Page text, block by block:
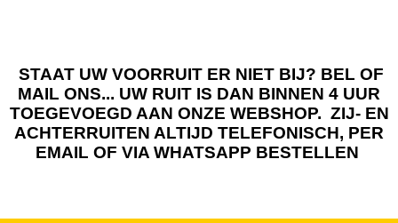
STAAT UW VOORRUIT ER NIET BIJ? BEL OF
MAIL ONS... UW RUIT IS DAN BINNEN 4 UUR
TOEGEVOEGD AAN ONZE WEBSHOP. ZIJ- EN
ACHTERRUITEN ALTIJD TELEFONISCH, PER
EMAIL OF VIA WHATSAPP BESTELLEN